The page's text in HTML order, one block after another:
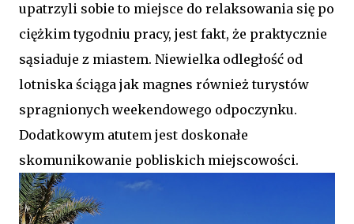
upatrzyli sobie to miejsce do relaksowania się po
ciężkim tygodniu pracy, jest fakt, że praktycznie
sąsiaduje z miastem. Niewielka odległość od
lotniska ściąga jak magnes również turystów
spragnionych weekendowego odpoczynku.
Dodatkowym atutem jest doskonałe
skomunikowanie pobliskich miejscowości.